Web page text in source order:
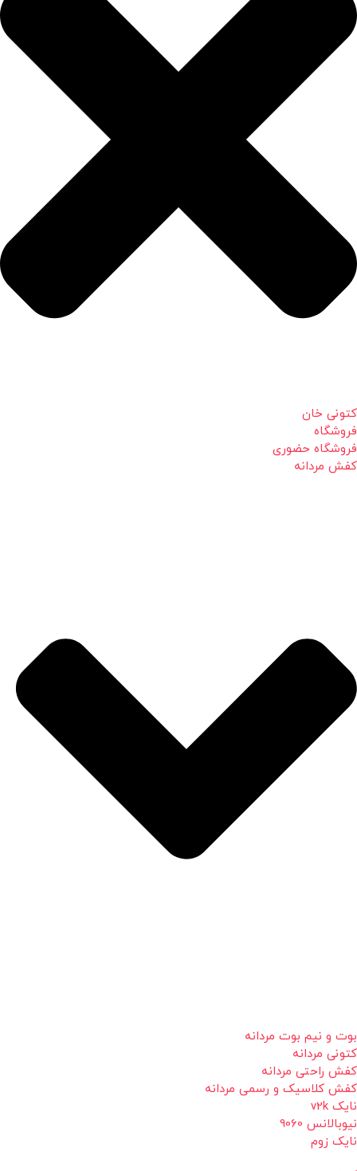
کتونی خان
فروشگاه
فروشگاه حضوری
کفش مردانه
بوت و نیم بوت مردانه
کتونی مردانه
کفش راحتی مردانه
کفش کلاسیک و رسمی مردانه
نایک v2k
نیوبالانس 9060
نایک زوم